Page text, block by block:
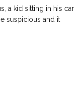
a kid sitting in his car
suspicious and it